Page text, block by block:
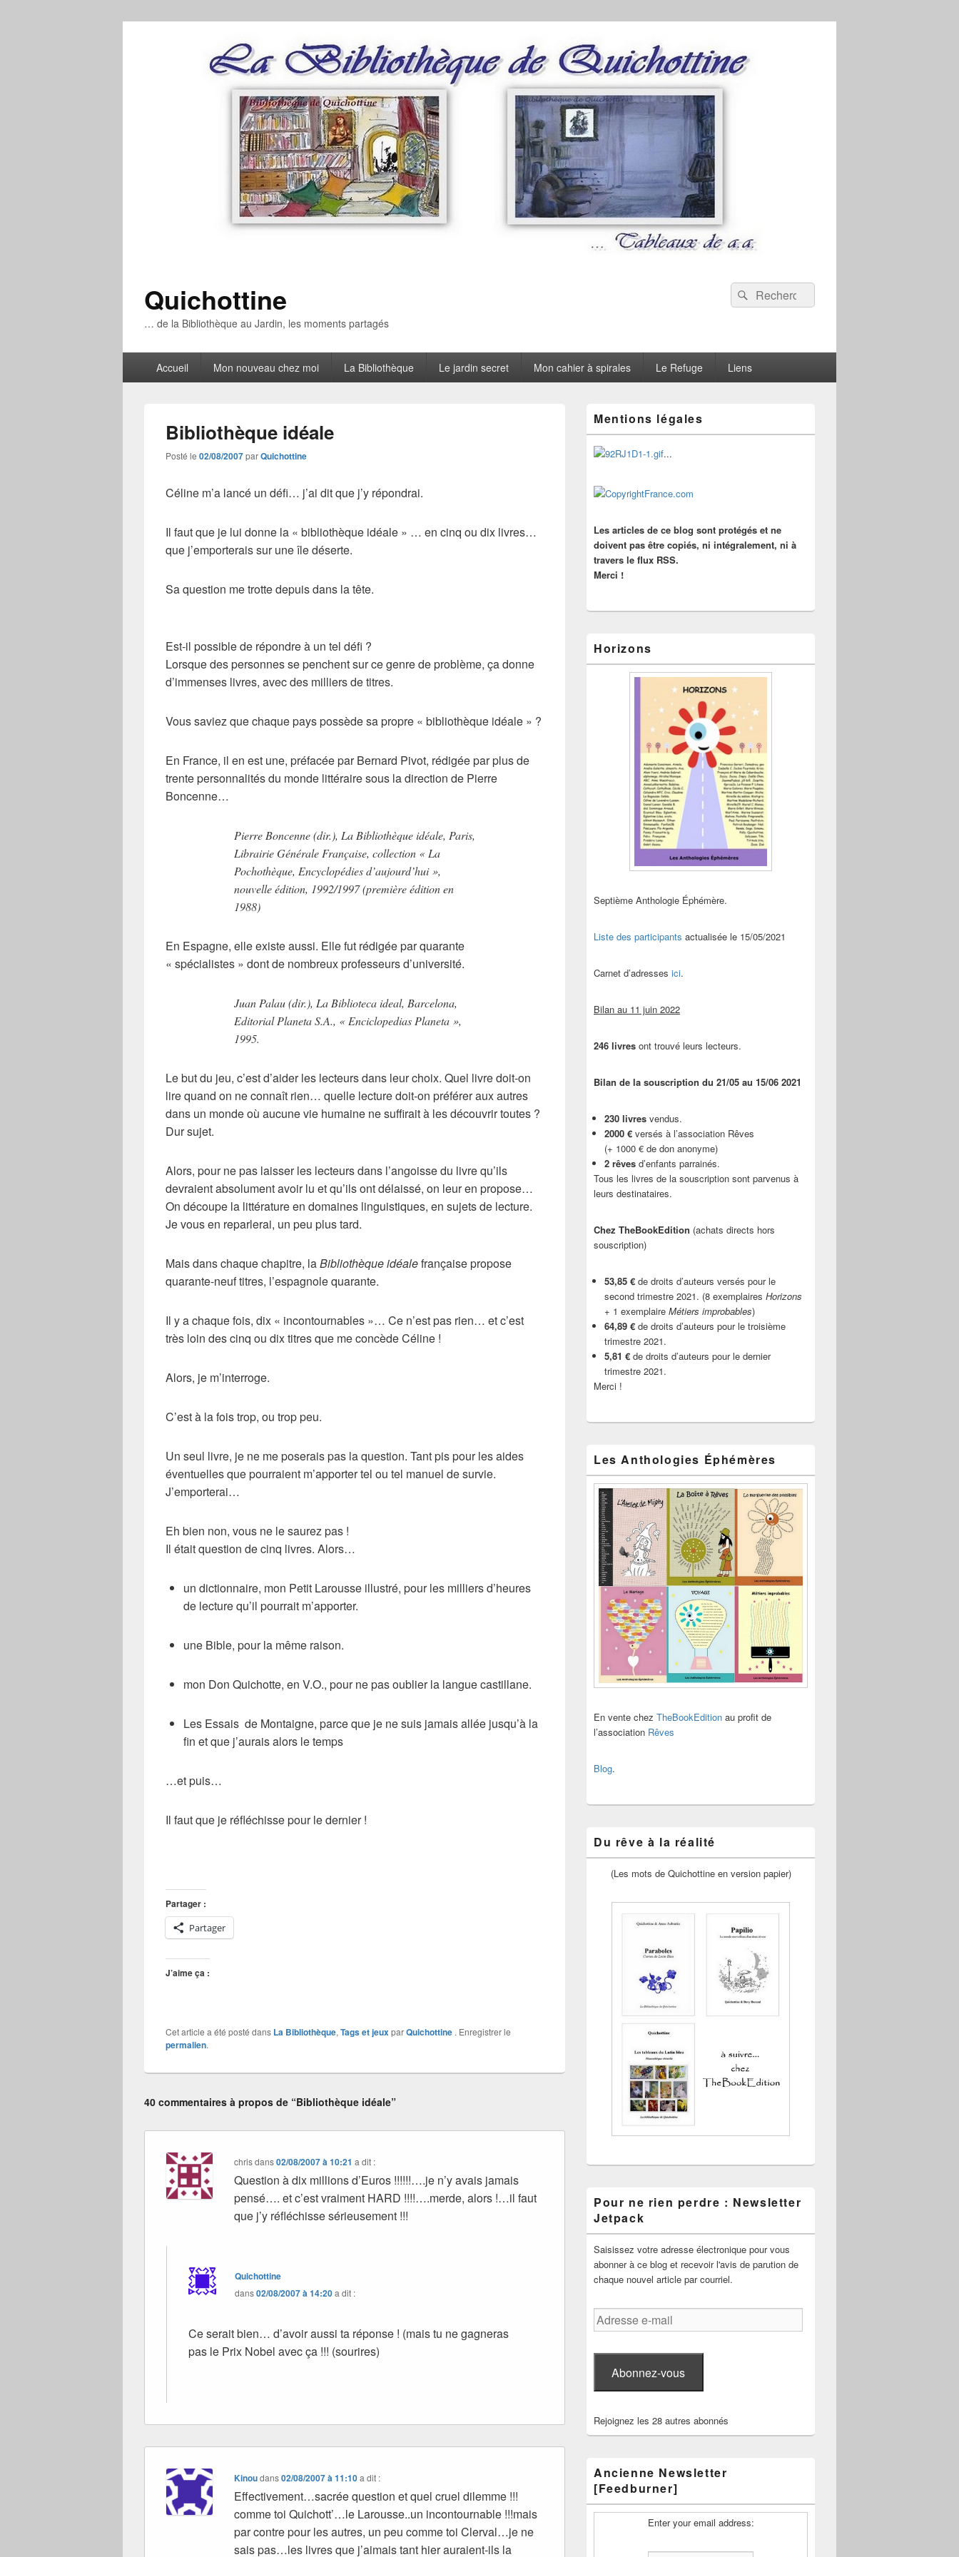
Quichottine
… de la Bibliothèque au Jardin, les moments partagés
Recherche :
Rechercher
principalAccueil Mon nouveau chez moi La Bibliothèque Le jardin secret Mon cahier à spirales Le Refuge Liens
Bibliothèque idéale
Posté le 02/08/2007parQuichottine
Céline m’a lancé un défi… j’ai dit que j’y répondrai.
Il faut que je lui donne la « bibliothèque idéale » … en cinq ou dix livres…
que j’emporterais sur une île déserte.
Sa question me trotte depuis dans la tête.
Est-il possible de répondre à un tel défi ?
Lorsque des personnes se penchent sur ce genre de problème, ça donne
d’immenses livres, avec des milliers de titres.
Vous saviez que chaque pays possède sa propre « bibliothèque idéale » ?
En France, il en est une, préfacée par Bernard Pivot, rédigée par plus de
trente personnalités du monde littéraire sous la direction de Pierre
Boncenne…
Pierre Boncenne (dir.), La Bibliothèque idéale, Paris,
Librairie Générale Française, collection « La
Pochothèque, Encyclopédies d’aujourd’hui »,
nouvelle édition, 1992/1997 (première édition en
1988)
En Espagne, elle existe aussi. Elle fut rédigée par quarante
« spécialistes » dont de nombreux professeurs d’université.
Juan Palau (dir.), La Biblioteca ideal, Barcelona,
Editorial Planeta S.A., « Enciclopedias Planeta »,
1995.
Le but du jeu, c’est d’aider les lecteurs dans leur choix. Quel livre doit-on
lire quand on ne connaît rien… quelle lecture doit-on préférer aux autres
dans un monde où aucune vie humaine ne suffirait à les découvrir toutes ?
Dur sujet.
Alors, pour ne pas laisser les lecteurs dans l’angoisse du livre qu’ils
devraient absolument avoir lu et qu’ils ont délaissé, on leur en propose…
On découpe la littérature en domaines linguistiques, en sujets de lecture.
Je vous en reparlerai, un peu plus tard.
Mais dans chaque chapitre, laBibliothèqueidéalefrançaise propose
quarante-neuf titres, l’espagnole quarante.
Il y a chaque fois, dix « incontournables »… Ce n’est pas rien… et c’est
très loin des cinq ou dix titres que me concède Céline !
Alors, je m’interroge.
C’est à la fois trop, ou trop peu.
Un seul livre, je ne me poserais pas la question. Tant pis pour les aides
éventuelles que pourraient m’apporter tel ou tel manuel de survie.
J’emporterai…
Eh bien non, vous ne le saurez pas !
Il était question de cinq livres. Alors…
un dictionnaire, mon Petit Larousse illustré, pour les milliers d’heures
de lecture qu’il pourrait m’apporter.
une Bible, pour la même raison.
mon Don Quichotte, en V.O., pour ne pas oublier la langue castillane.
Les Essais de Montaigne, parce que je ne suis jamais allée jusqu’à la
fin et que j’aurais alors le temps
…et puis…
Il faut que je réfléchisse pour le dernier !
Partager :
Partager
J’aime ça :
Cet article a été posté dans La Bibliothèque, Tags et jeuxparQuichottine . Enregistrer le
permalien.
40 commentaires à propos de “Bibliothèque idéale”
chrisdans02/08/2007 à 10:21 a dit :
Question à dix millions d’Euros !!!!!!….je n’y avais jamais
pensé…. et c’est vraiment HARD !!!!….merde, alors !…il faut
que j’y réfléchisse sérieusement !!!
Quichottine
dans02/08/2007 à 14:20a dit :
Ce serait bien… d’avoir aussi ta réponse ! (mais tu ne gagneras
pas le Prix Nobel avec ça !!! (sourires)
Kinoudans02/08/2007 à 11:10a dit :
Effectivement…sacrée question et quel cruel dilemme !!!
comme toi Quichott’…le Larousse..un incontournable !!!mais
par contre pour les autres, un peu comme toi Clerval…je ne
sais pas…les livres que j’aimais tant hier auraient-ils la
principale
de
widget
pour
barre
latérale
Mentions légales
...
Les articles de ce blog sont protégés et ne
doivent pas être copiés, ni intégralement, ni à
travers le flux RSS.
Merci !
Horizons
Septième Anthologie Éphémère.
Liste des participants actualisée le 15/05/2021
Carnet d’adresses ici.
Bilan au 11 juin 2022
246 livres ont trouvé leurs lecteurs.
Bilan de la souscription du 21/05 au 15/06 2021
230 livres vendus.
2000 € versés à l’association Rêves
(+ 1000 € de don anonyme)
2 rêves d’enfants parrainés.
Tous les livres de la souscription sont parvenus à
leurs destinataires.
Chez TheBookEdition (achats directs hors
souscription)
53,85 € de droits d’auteurs versés pour le
second trimestre 2021. (8 exemplaires Horizons
+ 1 exemplaire Métiers improbables)
64,89 € de droits d’auteurs pour le troisième
trimestre 2021.
5,81 € de droits d’auteurs pour le dernier
trimestre 2021.
Merci !
Les Anthologies Éphémères
En vente chez TheBookEdition au profit de
l’association Rêves
Blog.
Du rêve à la réalité
(Les mots de Quichottine en version papier)
Pour ne rien perdre : Newsletter
Jetpack
Saisissez votre adresse électronique pour vous
abonner à ce blog et recevoir l'avis de parution de
chaque nouvel article par courriel.
Adresse
e-
Abonnez-vous
Rejoignez les 28 autres abonnés
Ancienne Newsletter
[Feedburner]
Enter your email address: